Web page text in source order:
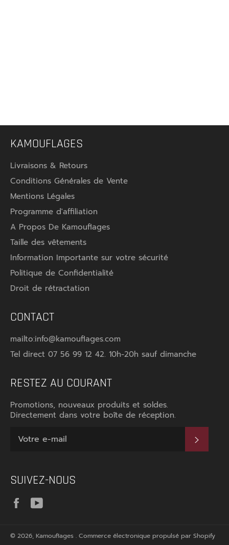
KAMOUFLAGES
Livraisons & Retours
Conditions Générales de Vente
Mentions Légales
Programme d'affiliation
A Propos De Kamouflages
Taille des vêtements
Information Importante sur votre sécurité
Politique de Confidentialité
Droit de rétractation
CONTACT
mailto:info@kamouflages.com
Tel direct 07 56 99 12 42. 10h-20h sauf dimanche
RESTEZ AU COURANT
Promotions, nouveaux produits et soldes.
Directement dans votre boîte de réception.
SUIVEZ-NOUS
Facebook
© 2026, Kamouflages . Commerce électronique propulsé par Shopify